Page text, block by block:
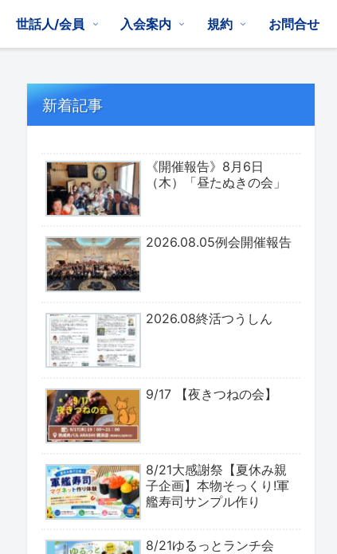
世話人/会員 入会案内 規約 お問合せ
新着記事
《開催報告》8月6日
（木）「昼たぬきの会」
2026.08.05例会開催報告
2026.08終活つうしん
9/17 【夜きつねの会】
8/21大感謝祭【夏休み親
子企画】本物そっくり!軍
艦寿司サンプル作り
8/21ゆるっとランチ会